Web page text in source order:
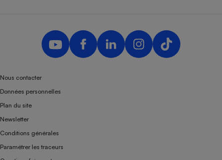
Nous contacter
Données personnelles
Plan du site
Newsletter
Conditions générales
Paramétrer les traceurs